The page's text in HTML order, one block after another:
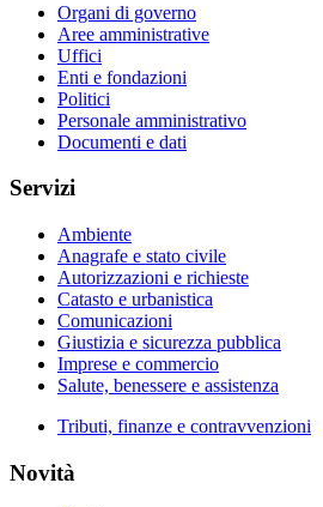
Organi di governo
Aree amministrative
Uffici
Enti e fondazioni
Politici
Personale amministrativo
Documenti e dati
Servizi
Ambiente
Anagrafe e stato civile
Autorizzazioni e richieste
Catasto e urbanistica
Comunicazioni
Giustizia e sicurezza pubblica
Imprese e commercio
Salute, benessere e assistenza
Tributi, finanze e contravvenzioni
Novità